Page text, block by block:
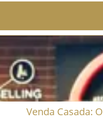
Venda Casada: